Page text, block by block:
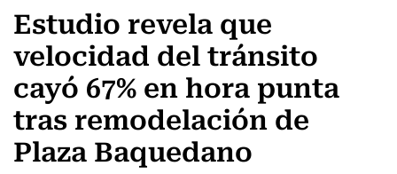
Estudio revela que
velocidad del tránsito
cayó 67% en hora punta
tras remodelación de
Plaza Baquedano